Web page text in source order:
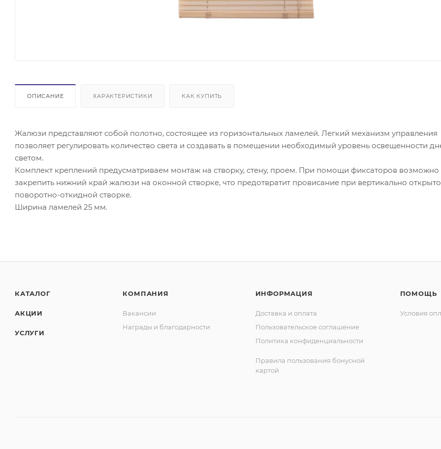
ОПИСАНИЕ ХАРАКТЕРИСТИКИ КАК КУПИТЬ
Жалюзи представляют собой полотно, состоящее из горизонтальных ламелей. Легкий механизм управления
позволяет регулировать количество света и создавать в помещении необходимый уровень освещенности
светом.
Комплект креплений предусматриваем монтаж на створку, стену, проем. При помощи фиксаторов возможно
закрепить нижний край жалюзи на оконной створке, что предотвратит провисание при вертикально
поворотно-откидной створке.
Ширина ламелей 25 мм.
КАТАЛОГ
АКЦИИ
УСЛУГИ
КОМПАНИЯ
Вакансии
Награды и благодарности
ИНФОРМАЦИЯ
Доставка и оплата
Пользовательское соглашение
Политика конфиденциальности
Правила пользования бонусной
картой
ПОМОЩЬ
Условия